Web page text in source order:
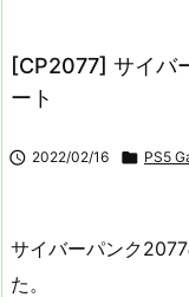
[CP2077] サイバ
ート
 2022/02/16  PS5
サイバーパンク
た。